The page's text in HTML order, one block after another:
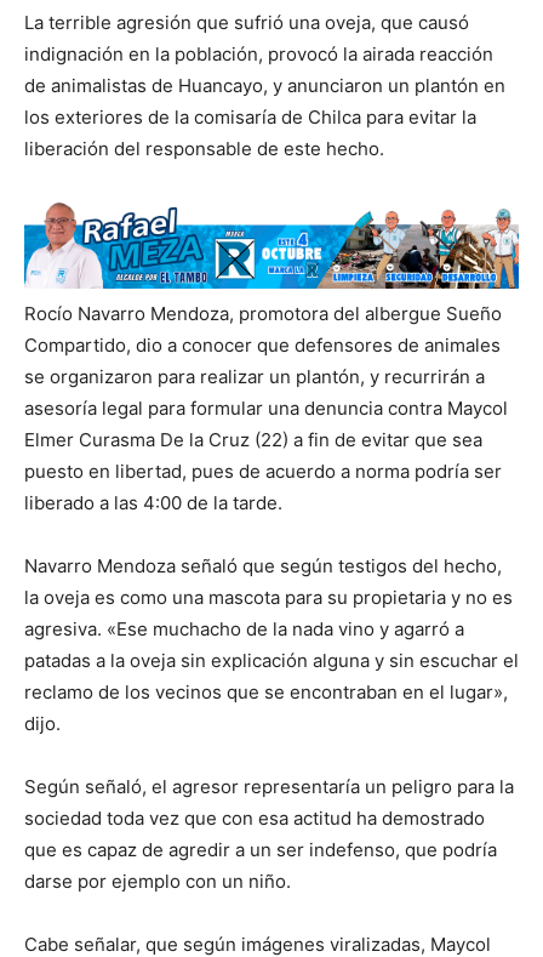
La terrible agresión que sufrió una oveja, que causó
indignación en la población, provocó la airada reacción
de animalistas de Huancayo, y anunciaron un plantón en
los exteriores de la comisaría de Chilca para evitar la
liberación del responsable de este hecho.
Rocío Navarro Mendoza, promotora del albergue Sueño
Compartido, dio a conocer que defensores de animales
se organizaron para realizar un plantón, y recurrirán a
asesoría legal para formular una denuncia contra Maycol
Elmer Curasma De la Cruz (22) a fin de evitar que sea
puesto en libertad, pues de acuerdo a norma podría ser
liberado a las 4:00 de la tarde.
Navarro Mendoza señaló que según testigos del hecho,
la oveja es como una mascota para su propietaria y no es
agresiva. «Ese muchacho de la nada vino y agarró a
patadas a la oveja sin explicación alguna y sin escuchar el
reclamo de los vecinos que se encontraban en el lugar»,
dijo.
Según señaló, el agresor representaría un peligro para la
sociedad toda vez que con esa actitud ha demostrado
que es capaz de agredir a un ser indefenso, que podría
darse por ejemplo con un niño.
Cabe señalar, que según imágenes viralizadas, Maycol